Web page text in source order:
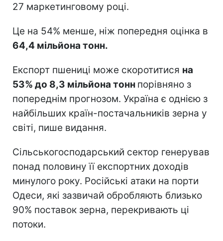
27 маркетинговому році.
Це на 54% менше, ніж попередня оцінка в
64,4 мільйона тонн.
Експорт пшениці може скоротитися на
53% до 8,3 мільйона тонн порівняно з
попереднім прогнозом. Україна є однією з
найбільших країн-постачальників зерна у
світі, пише видання.
Сільськогосподарський сектор генерував
понад половину її експортних доходів
минулого року. Російські атаки на порти
Одеси, які зазвичай обробляють близько
90% поставок зерна, перекривають ці
потоки.